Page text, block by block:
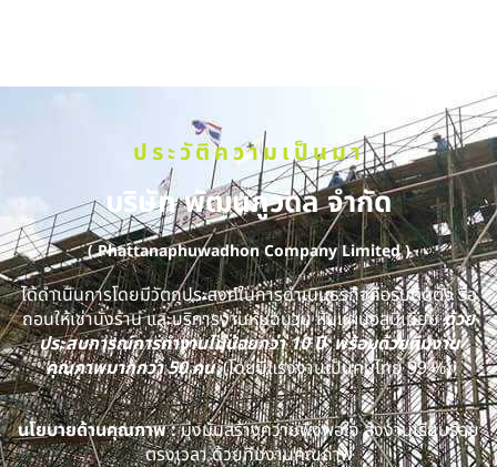
ประวัติความเป็นมา
บริษัท พัฒนภูวดล จำกัด
( Phattanaphuwadhon Company Limited )
ได้ดำเนินการโดยมีวัตถุประสงค์ในการดำเนินธุรกิจคือรับติดตั้ง รื้อ
ถอนให้เช่านั่งร้าน และบริการงานหุ้มฉนวน หุ้มแผ่นอลูมิเนียมด้วย
ประสบการณ์การทำงานไม่น้อยกว่า 10 ปี พร้อมด้วยทีมงาน
คุณภาพมากกว่า 50 คน(โดยมีแรงงานเป็นคนไทย 99 %)
นโยบายด้านคุณภาพ :มุ่งมั่นสร้างความพึงพอใจ ส่งงานเรียบร้อย
ตรงเวลา ด้วยทีมงานคุณภาพ